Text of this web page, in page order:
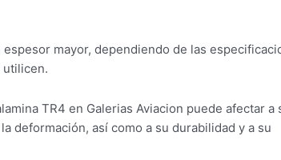
mayor, dependiendo de las
utilicen.
TR4 en Galerias Aviacion puede afectar a
deformación, así como a su durabilidad y a su